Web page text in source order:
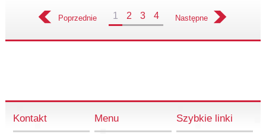
Poprzednie 1 2 3 4 Następne
Kontakt Menu Szybkie linki